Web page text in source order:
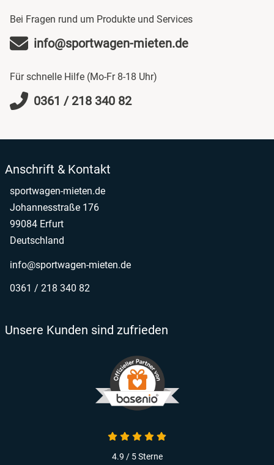
Bei Fragen rund um Produkte und Services
info@sportwagen-mieten.de
Für schnelle Hilfe (Mo-Fr 8-18 Uhr)
0361 / 218 340 82
Anschrift & Kontakt
sportwagen-mieten.de
Johannesstraße 176
99084 Erfurt
Deutschland
info@sportwagen-mieten.de
0361 / 218 340 82
Unsere Kunden sind zufrieden
4.9 / 5Sterne